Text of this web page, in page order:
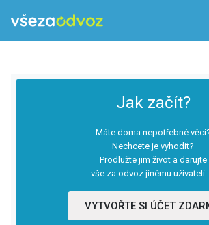
Jak začít?
Máte doma nepotřebné
Nechcete je vyhodit?
Prodlužte jim život a darujte
vše za odvoz jinému uživateli
VYTVOŘTE SI ÚČET